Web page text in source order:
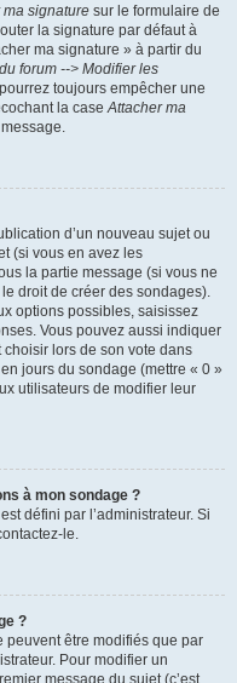
ma signature sur le formulaire de
la signature par défaut à
ma signature » à partir du
forum --> Modifier les
toujours empêcher une
la caseAttacher ma
d’un nouveau sujet ou
(si vous en avez les
la partie message (si vous ne
droit de créer des sondages).
options possibles, saisissez
Vous pouvez aussi indiquer
choisir lors de son vote dans
jours du sondage (mettre « 0 »
utilisateurs de modifier leur
à mon sondage ?
défini par l’administrateur. Si
le.
?
peuvent être modifiés que par
Pour modifier un
message du sujet (c’est